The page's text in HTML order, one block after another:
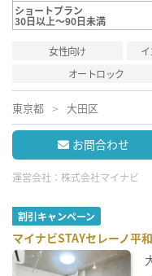
ショートプラン
30日以上～90日未満
女性向け
オートロック
東京都 大田区
お問合わせ
運営会社： 株式会社マイナビ
割引キャンペーン
マイナビSTAYセレーノ平